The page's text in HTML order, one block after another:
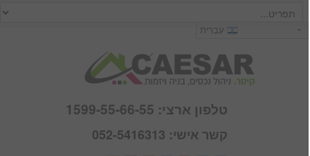
כניסה
טלפון ארצי: 1599-55-66-55
קשר אישי: 052-5416313
עִבְרִית